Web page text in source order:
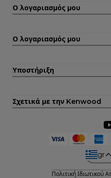
Ο λογαριασμός μου
Ο λογαριασμός μου
Υποστήριξη
Σχετικά με την Kenwood
gr
Πολιτική Ιδιωτικού